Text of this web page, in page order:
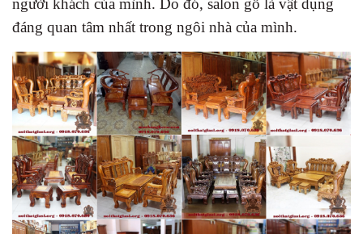
người khách của mình. Do đó, salon gỗ là vật dụng
đáng quan tâm nhất trong ngôi nhà của mình.